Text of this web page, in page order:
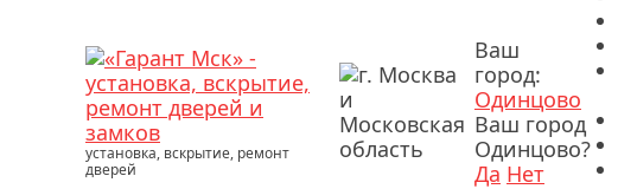
установка, вскрытие, ремонт
дверей
Ваш
город:
Одинцово
Ваш город
Одинцово?
Да Нет